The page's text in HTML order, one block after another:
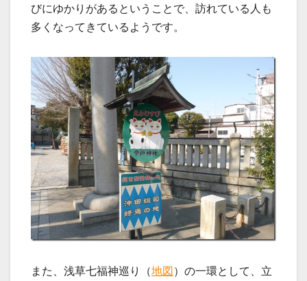
びにゆかりがあるということで、訪れている人も
多くなってきているようです。
また、浅草七福神巡り（地図）の一環として、立